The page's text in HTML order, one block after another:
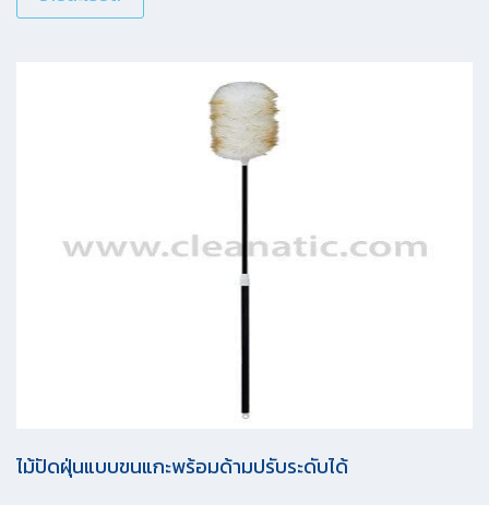
ไม้ปัดฝุ่นแบบขนแกะพร้อมด้ามปรับระดับได้